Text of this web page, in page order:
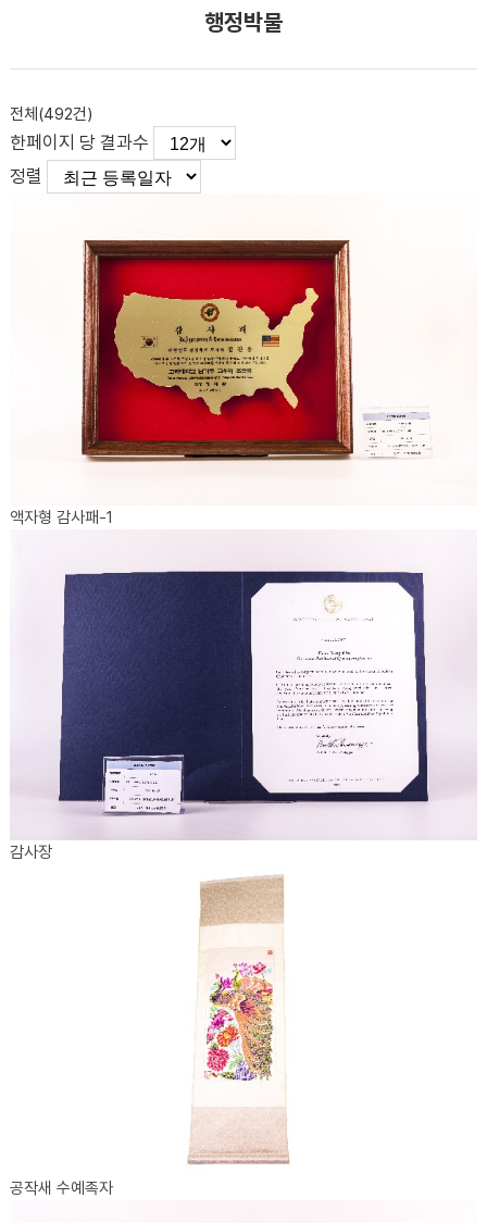
행정박물
전체(492건)
한페이지 당 결과수
정렬
액자형 감사패-1
감사장
공작새 수예족자